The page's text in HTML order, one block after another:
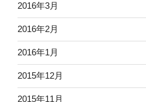
2016年3月
2016年2月
2016年1月
2015年12月
2015年11月